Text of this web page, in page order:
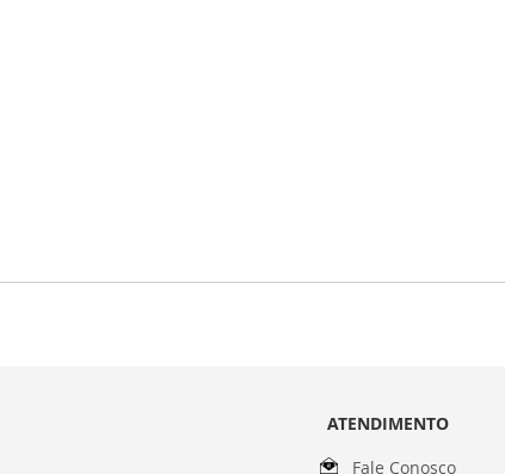
ATENDIMENTO
Fale Conosco